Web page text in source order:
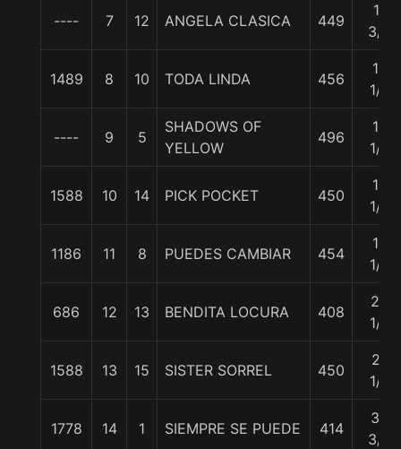
---- 7 12 ANGELA CLASICA 449
11
3/4
1489 8 10 TODA LINDA 456
12
1/4
---- 9 5
SHADOWS OF
YELLOW
496
13
1/2
1588 10 14 PICK POCKET 450
14
1/2
1186 11 8 PUEDES CAMBIAR 454
16
1/4
686 12 13 BENDITA LOCURA 408
23
1/4
1588 13 15 SISTER SORREL 450
27
1/4
1778 14 1 SIEMPRE SE PUEDE 414
34
3/4